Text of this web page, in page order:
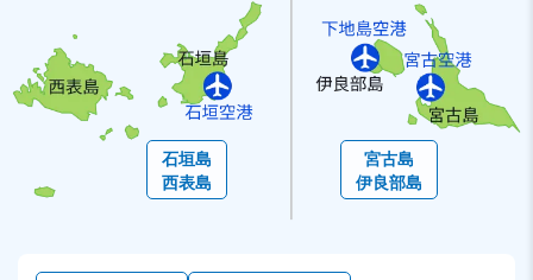
石垣島
西表島
宮古島
伊良部島